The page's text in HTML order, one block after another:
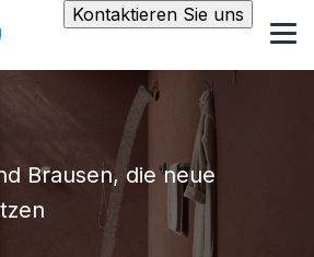
Kontaktieren Sie uns
Brausen, die neue